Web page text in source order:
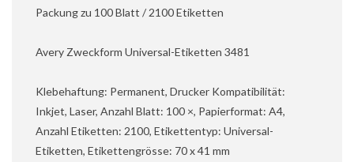
Packung zu 100 Blatt / 2100 Etiketten
Avery Zweckform Universal-Etiketten 3481
Klebehaftung: Permanent, Drucker Kompatibilität:
Inkjet, Laser, Anzahl Blatt: 100 ×, Papierformat: A4,
Anzahl Etiketten: 2100, Etikettentyp: Universal-
Etiketten, Etikettengrösse: 70 x 41 mm